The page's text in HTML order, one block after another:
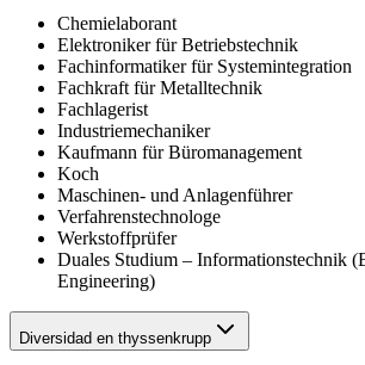
Chemielaborant
Elektroniker für Betriebstechnik
Fachinformatiker für Systemintegration
Fachkraft für Metalltechnik
Fachlagerist
Industriemechaniker
Kaufmann für Büromanagement
Koch
Maschinen- und Anlagenführer
Verfahrenstechnologe
Werkstoffprüfer
Duales Studium – Informationstechnik
Engineering)
Diversidad en thyssenkrupp